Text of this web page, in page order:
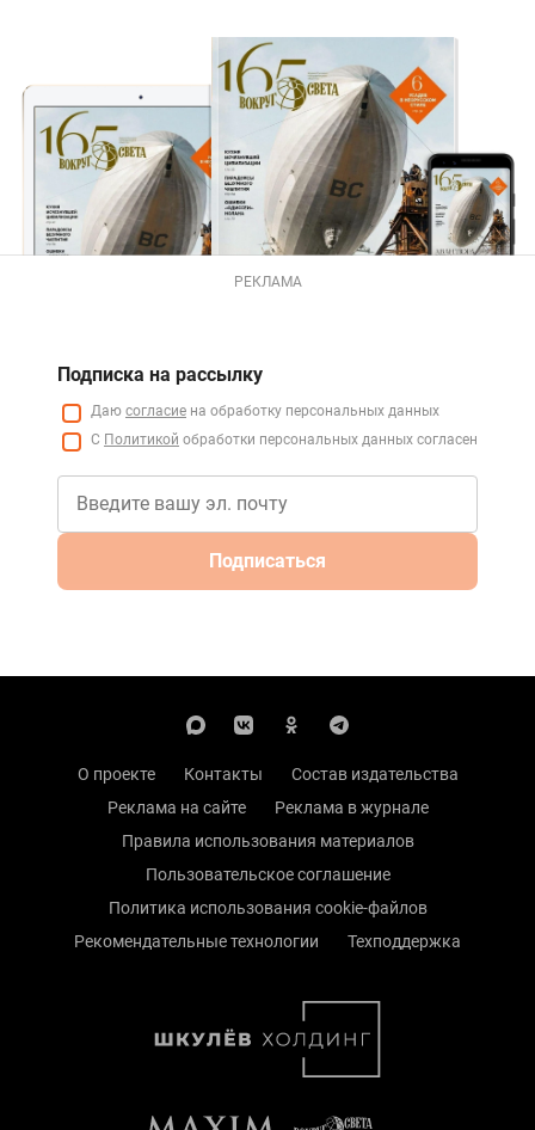
РЕКЛАМА
Подписка на рассылку
Даю согласие на обработку персональных данных
С Политикой обработки персональных данных согласен
Подписаться
О проекте Контакты
Состав издательства
Реклама на сайте
Реклама в журнале
Правила использования материалов
Пользовательское соглашение
Политика использования cookie-файлов
Рекомендательные технологии
Техподдержка